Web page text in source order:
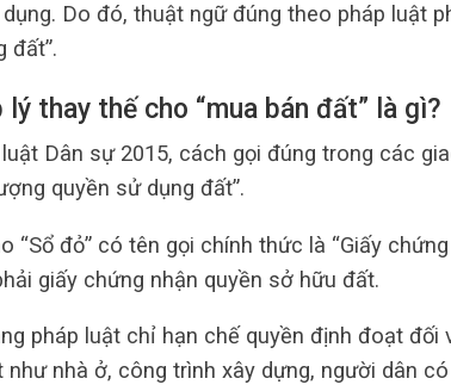
Do đó, thuật ngữ đúng theo pháp luật
đất”.
thay thế cho “mua bán đất” là gì?
Dân sự 2015, cách gọi đúng trong các
quyền sử dụng đất”.
“Sổ đỏ” có tên gọi chính thức là “Giấy
giấy chứng nhận quyền sở hữu đất.
pháp luật chỉ hạn chế quyền định đoạt đối
nhà ở, công trình xây dựng, người dân